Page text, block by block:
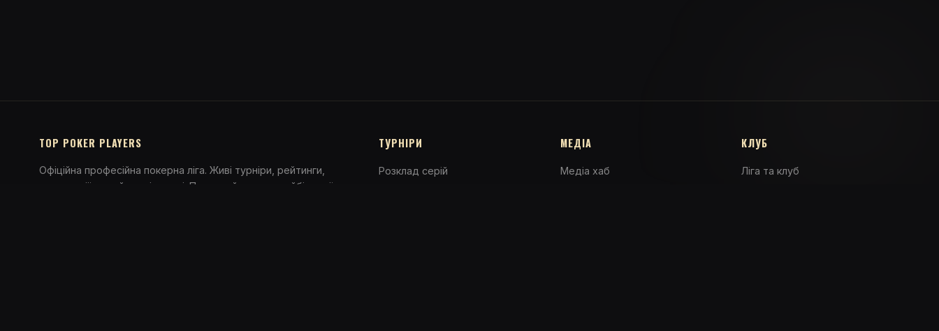
TOP POKER PLAYERS
Офіційна професійна покерна ліга. Живі турніри, рейтинги,
трансляції та найкращі гравці. Приєднуйтесь до найбільшої
ТУРНІРИ
Розклад серій
МЕДІА
Медіа хаб
КЛУБ
Ліга та клуб